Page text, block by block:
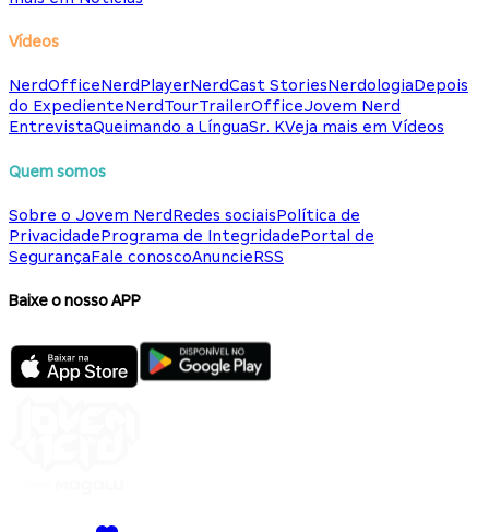
Vídeos
NerdOfficeNerdPlayerNerdCast StoriesNerdologiaDepois
do ExpedienteNerdTourTrailerOfficeJovem Nerd
EntrevistaQueimando a LínguaSr. KVeja mais em Vídeos
Quem somos
Sobre o Jovem NerdRedes sociaisPolítica de
PrivacidadePrograma de IntegridadePortal de
SegurançaFale conoscoAnuncieRSS
Baixe o nosso APP